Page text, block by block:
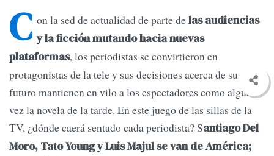
C on la sed de actualidad de parte delas audiencias
y la ficción mutando hacia nuevas
plataformas, los periodistas se convirtieron en
protagonistas de la tele y sus decisiones acerca de su
futuro mantienen en vilo a los espectadores como alguna
vez la novela de la tarde. En este juego de las sillas de la
TV, ¿dónde caerá sentado cada periodista? Santiago Del
Moro, Tato Young y Luis Majul se van de América;